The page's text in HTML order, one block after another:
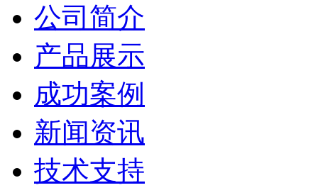
公司简介
产品展示
成功案例
新闻资讯
技术支持